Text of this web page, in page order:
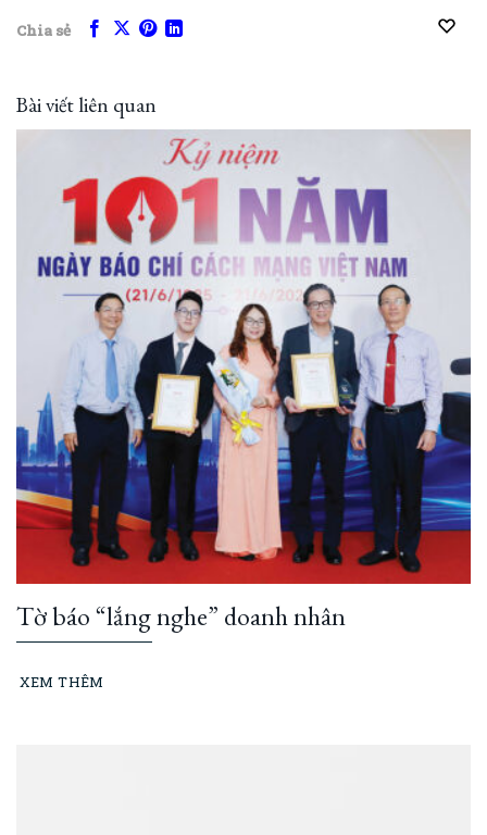
Chia sẻ
Bài viết liên quan
Tờ báo “lắng nghe” doanh nhân
XEM THÊM